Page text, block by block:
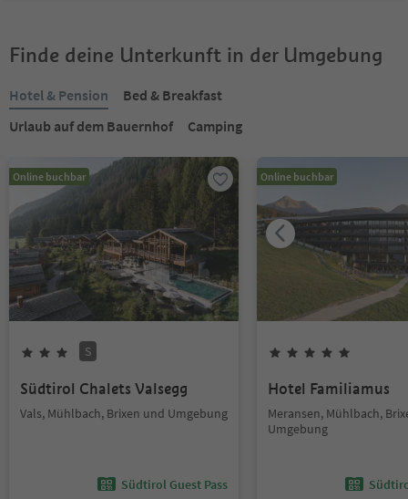
Finde deine Unterkunft in der Umgebung
Hotel & Pension
Bed & Breakfast
Urlaub auf dem Bauernhof
Camping
Online buchbar
S
Südtirol Chalets Valsegg
Vals, Mühlbach, Brixen und Umgebung
Südtirol Guest Pass
Online buchbar
Hotel Familiamus
Meransen, Mühlbach,
Umgebung